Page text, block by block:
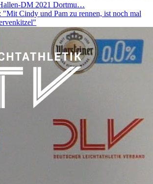
DM 2021 Dortmu…
"Mit Cindy und Pam zu rennen, ist noch mal